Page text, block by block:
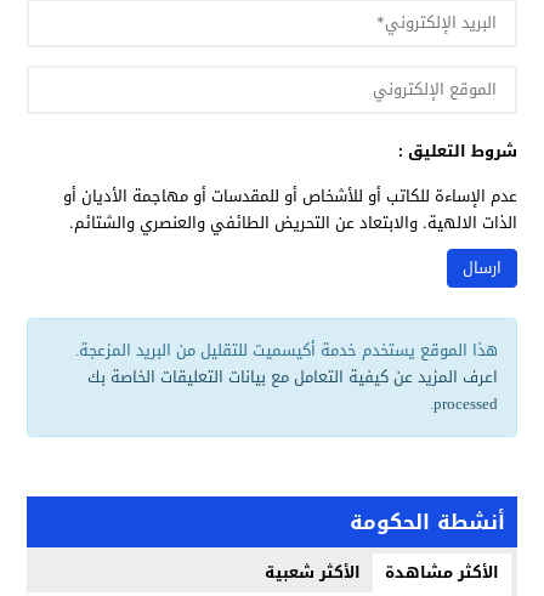
شروط التعليق :
عدم الإساءة للكاتب أو للأشخاص أو للمقدسات أو مهاجمة الأديان أو
الذات الالهية. والابتعاد عن التحريض الطائفي والعنصري والشتائم.
هذا الموقع يستخدم خدمة أكيسميت للتقليل من البريد المزعجة.
اعرف المزيد عن كيفية التعامل مع بيانات التعليقات الخاصة بك
processed
.
أنشطة الحكومة
الأكثر مشاهدة الأكثر شعبية